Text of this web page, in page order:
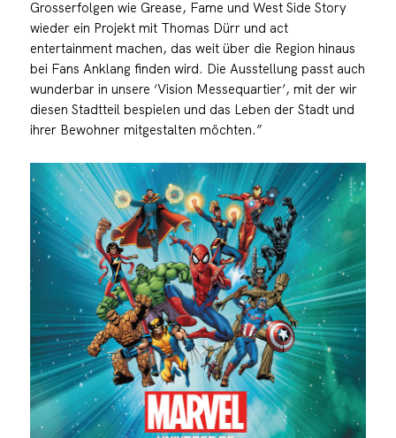
Grosserfolgen wie Grease, Fame und West Side Story
wieder ein Projekt mit Thomas Dürr und act
entertainment machen, das weit über die Region hinaus
bei Fans Anklang finden wird. Die Ausstellung passt auch
wunderbar in unsere ‘Vision Messequartier’, mit der wir
diesen Stadtteil bespielen und das Leben der Stadt und
ihrer Bewohner mitgestalten möchten.”